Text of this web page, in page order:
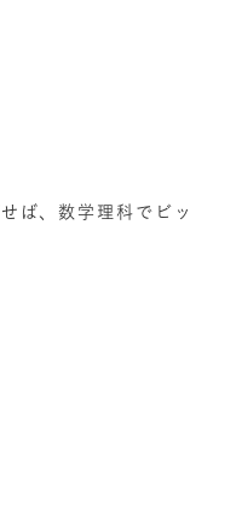
ば、数学理科でビッ